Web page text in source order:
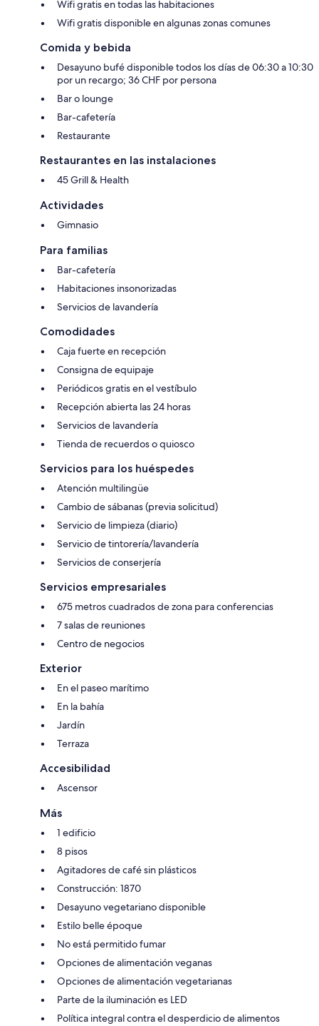
Wifi gratis en todas las habitaciones
Wifi gratis disponible en algunas zonas comunes
Comida y bebida
Desayuno bufé disponible todos los días de 06:30 a 10:30
por un recargo; 36 CHF por persona
Bar o lounge
Bar-cafetería
Restaurante
Restaurantes en las instalaciones
45 Grill & Health
Actividades
Gimnasio
Para familias
Bar-cafetería
Habitaciones insonorizadas
Servicios de lavandería
Comodidades
Caja fuerte en recepción
Consigna de equipaje
Periódicos gratis en el vestíbulo
Recepción abierta las 24 horas
Servicios de lavandería
Tienda de recuerdos o quiosco
Servicios para los huéspedes
Atención multilingüe
Cambio de sábanas (previa solicitud)
Servicio de limpieza (diario)
Servicio de tintorería/lavandería
Servicios de conserjería
Servicios empresariales
675 metros cuadrados de zona para conferencias
7 salas de reuniones
Centro de negocios
Exterior
En el paseo marítimo
En la bahía
Jardín
Terraza
Accesibilidad
Ascensor
Más
1 edificio
8 pisos
Agitadores de café sin plásticos
Construcción: 1870
Desayuno vegetariano disponible
Estilo belle époque
No está permitido fumar
Opciones de alimentación veganas
Opciones de alimentación vegetarianas
Parte de la iluminación es LED
Política integral contra el desperdicio de alimentos